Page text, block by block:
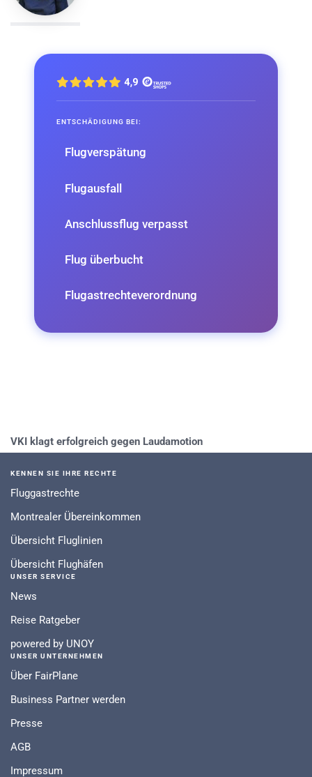
ENTSCHÄDIGUNG BEI:
Flugverspätung
Flugausfall
Anschlussflug verpasst
Flug überbucht
Flugastrechteverordnung
VKI klagt erfolgreich gegen Laudamotion
KENNEN SIE IHRE RECHTE
Fluggastrechte
Montrealer Übereinkommen
Übersicht Fluglinien
Übersicht Flughäfen
UNSER SERVICE
News
Reise Ratgeber
powered by UNOY
UNSER UNTERNEHMEN
Über FairPlane
Business Partner werden
Presse
AGB
Impressum